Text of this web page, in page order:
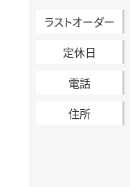
ラストオーダー
定休日
電話
住所